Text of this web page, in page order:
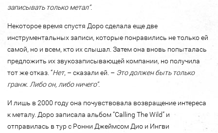
записывать только метал”.
Некоторое время спустя Доро сделала еще две
инструментальных записи, которые понравились не только ей
самой, но и всем, кто их слышал. Затем она вновь попыталась
предложить их звукозаписывающей компании, но получила
тот же отказ. “Нет, – сказали ей. – Это должен быть только
гранж. Либо он, либо ничего”.
И лишь в 2000 году она почувствовала возвращение интереса
к металу. Доро записала альбом “Calling The Wild” и
отправилась в тур с Ронни Джеймсом Дио и Ингви